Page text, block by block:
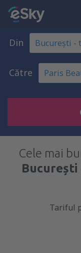
Din
Către
Cele mai
București
Tariful